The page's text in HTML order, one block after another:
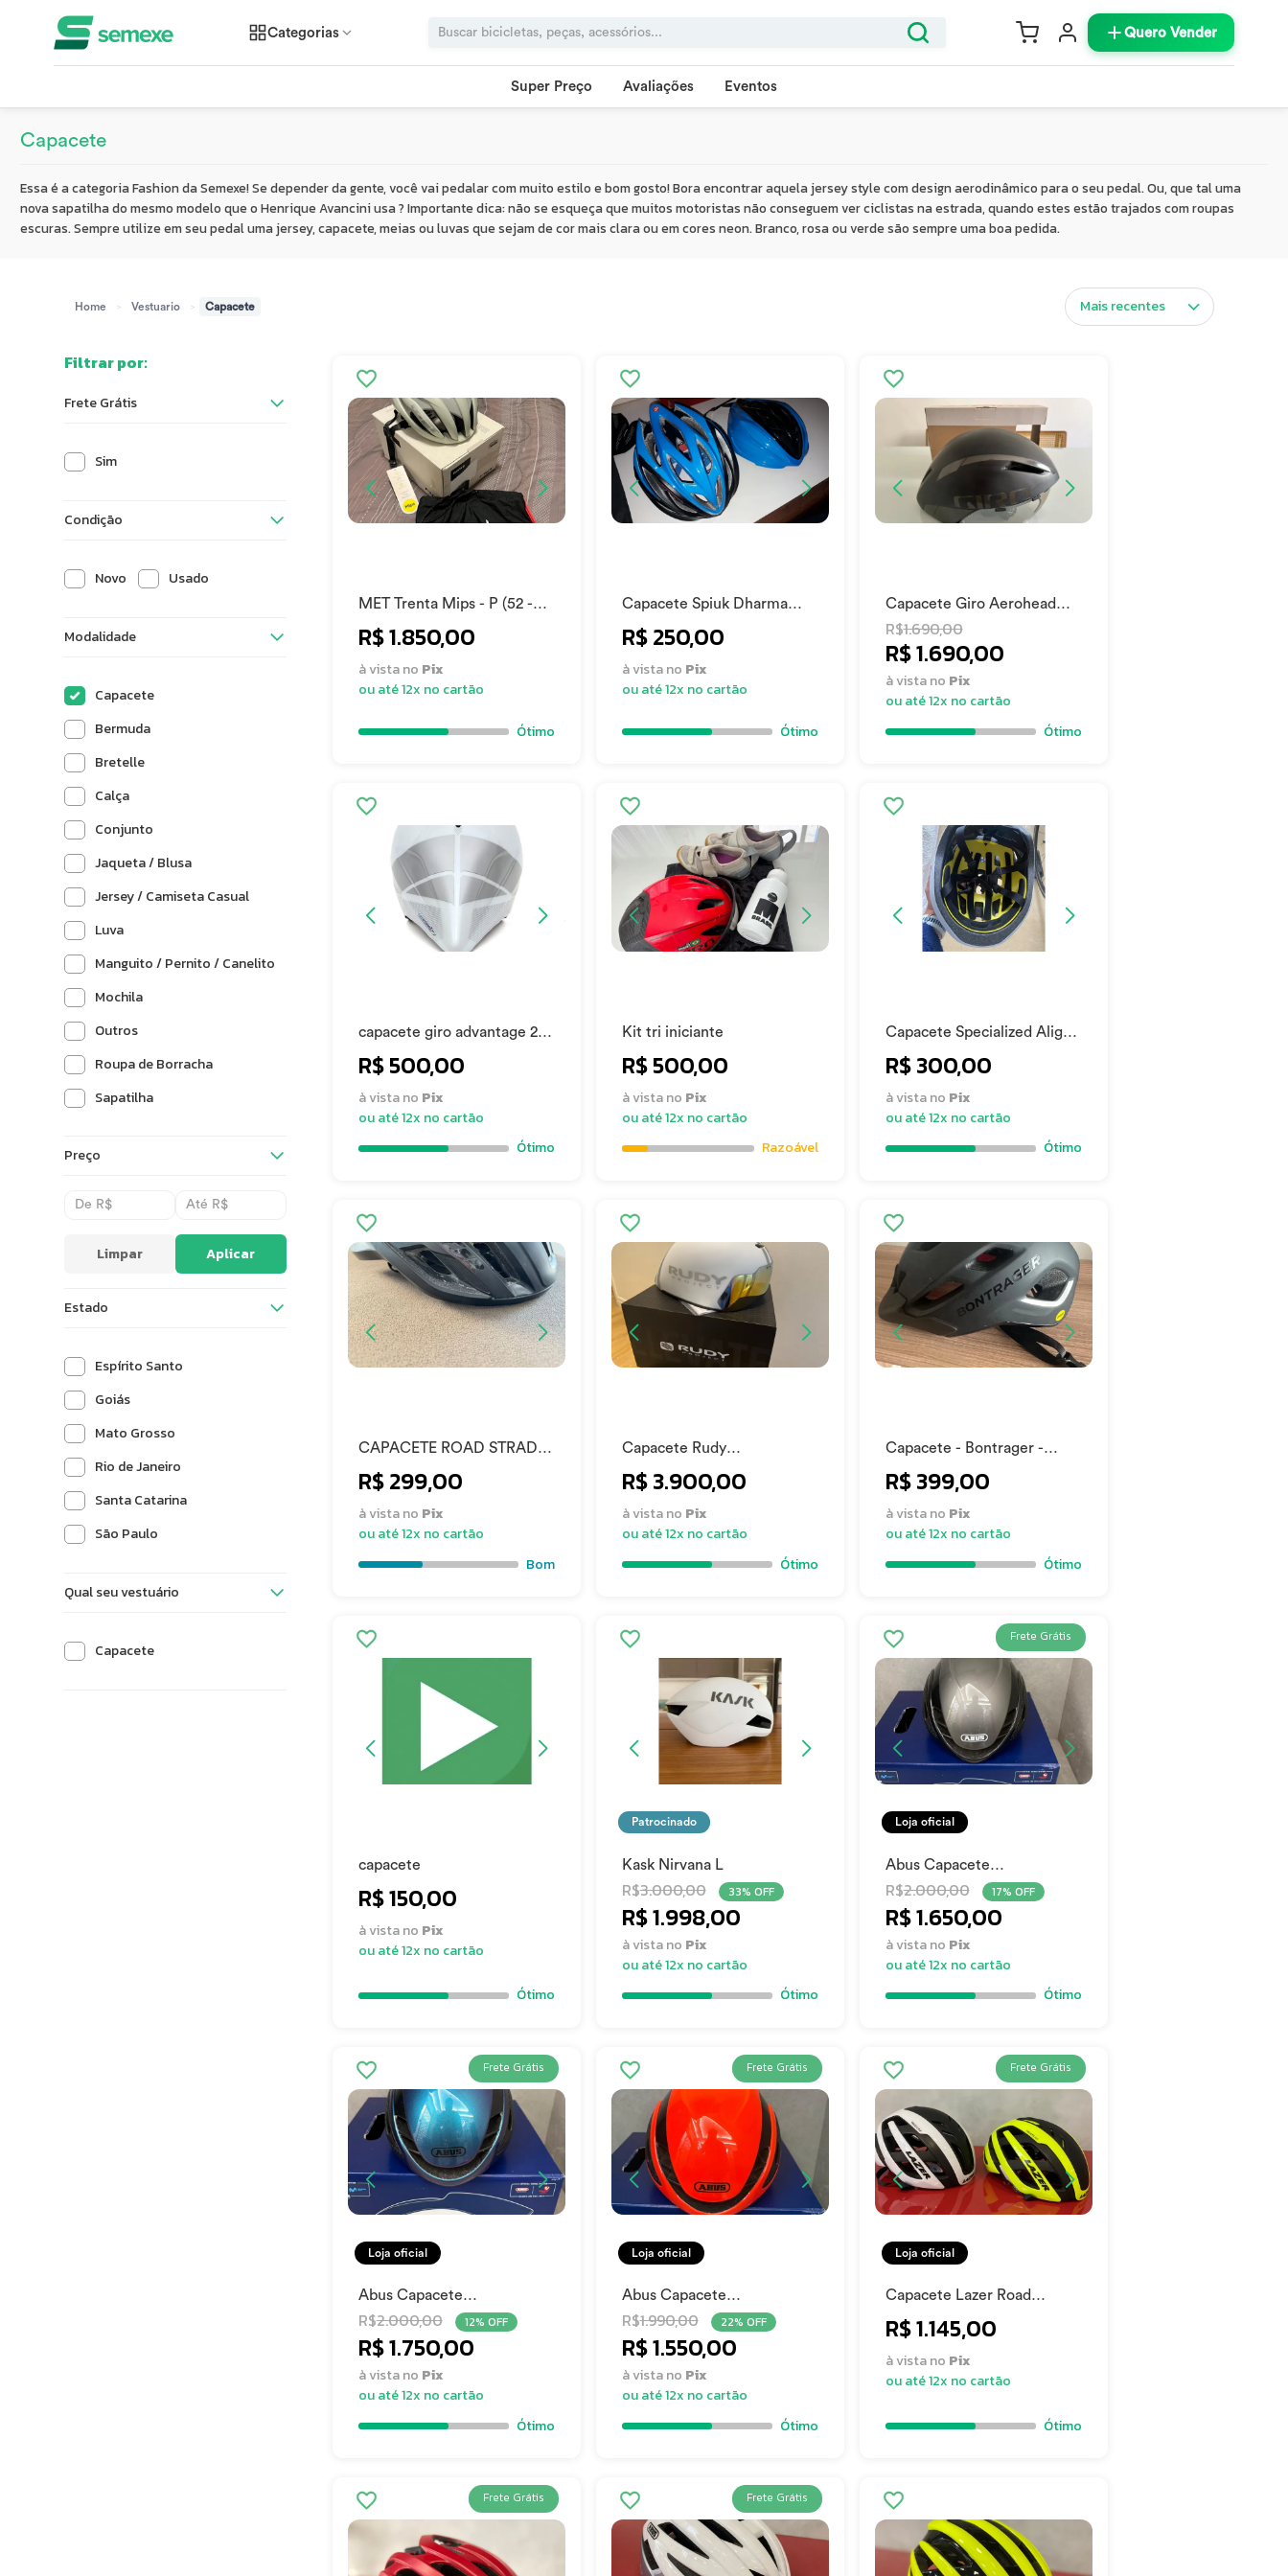
Categorias Quero Vender
Super Preço Avaliações Eventos
Capacete
Essa é a categoria Fashion da Semexe! Se depender da gente, você vai pedalar com muito estilo e bom gosto! Bora encontrar aquela jersey style com design aerodinâmico para o seu pedal. Ou, que tal uma
nova sapatilha do mesmo modelo que o Henrique Avancini usa ? Importante dica: não se esqueça que muitos motoristas não conseguem ver ciclistas na estrada, quando estes estão trajados com roupas
escuras. Sempre utilize em seu pedal uma jersey, capacete, meias ou luvas que sejam de cor mais clara ou em cores neon. Branco, rosa ou verde são sempre uma boa pedida.
Home > Vestuario > Capacete
Filtrar por:
Frete Grátis
Sim
Condição
Novo Usado
Modalidade
Capacete
Bermuda
Bretelle
Calça
Conjunto
Jaqueta / Blusa
Jersey / Camiseta Casual
Luva
Manguito / Pernito / Canelito
Mochila
Outros
Roupa de Borracha
Sapatilha
Preço
Limpar Aplicar
Estado
Espírito Santo
Goiás
Mato Grosso
Rio de Janeiro
Santa Catarina
São Paulo
Qual seu vestuário
Capacete
MET Trenta Mips - P (52 -
R$ 1.850,00
à vista no Pix
ou até 12x no cartão
Ótimo
Capacete Spiuk Dharma
R$ 250,00
à vista no Pix
ou até 12x no cartão
Ótimo
Capacete Giro Aerohead
R$1.690,00
R$ 1.690,00
à vista no Pix
ou até 12x no cartão
Ótimo
capacete giro advantage 2
R$ 500,00
à vista no Pix
ou até 12x no cartão
Ótimo
Kit tri iniciante
R$ 500,00
à vista no Pix
ou até 12x no cartão
Razoável
Capacete Specialized Align
R$ 300,00
à vista no Pix
ou até 12x no cartão
Ótimo
CAPACETE ROAD STRADA
FOSCO TAMANHO M
R$ 299,00
à vista no Pix
ou até 12x no cartão
Bom
Capacete Rudy
R$ 3.900,00
à vista no Pix
ou até 12x no cartão
Ótimo
Capacete - Bontrager -
R$ 399,00
à vista no Pix
ou até 12x no cartão
Ótimo
capacete
R$ 150,00
à vista no Pix
ou até 12x no cartão
Ótimo
Patrocinado
Kask Nirvana L
R$3.000,00 33% OFF
R$ 1.998,00
à vista no Pix
ou até 12x no cartão
Ótimo
Frete Grátis
Loja oficial
Abus Capacete
R$2.000,00 17% OFF
R$ 1.650,00
à vista no Pix
ou até 12x no cartão
Ótimo
Frete Grátis
Loja oficial
Abus Capacete
R$2.000,00 12% OFF
R$ 1.750,00
à vista no Pix
ou até 12x no cartão
Ótimo
Frete Grátis
Loja oficial
Abus Capacete
Gamechanger LARANJADO
R$1.990,00 22% OFF
R$ 1.550,00
à vista no Pix
ou até 12x no cartão
Ótimo
Frete Grátis
Loja oficial
Capacete Lazer Road
R$ 1.145,00
à vista no Pix
ou até 12x no cartão
Ótimo
Frete Grátis Frete Grátis